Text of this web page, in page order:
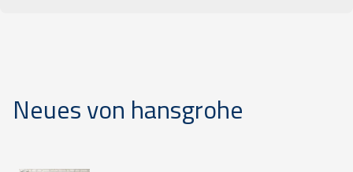
Neues von hansgrohe